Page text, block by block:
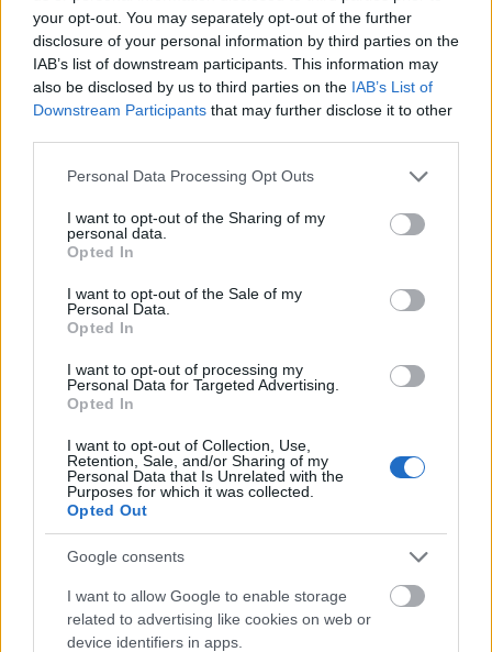
your opt-out. You may separately opt-out of the further
disclosure of your personal information by third parties on the
IAB’s list of downstream participants. This information may
also be disclosed by us to third parties on the IAB’s List of
Downstream Participants that may further disclose it to other
Please note that this website/app uses one or more Google
not limited to your visit or usage behaviour. You may click to
grant or deny consent to Google and its third-party tags to
use your data for below specified purposes in below Google
consent section.
Personal Data Processing Opt Outs
I want to opt-out of the Sharing of my
personal data.
Opted In
I want to opt-out of the Sale of my
Personal Data.
Opted In
I want to opt-out of processing my
Personal Data for Targeted Advertising.
Opted In
I want to opt-out of Collection, Use,
Retention, Sale, and/or Sharing of my
Personal Data that Is Unrelated with the
Purposes for which it was collected.
Opted Out
Google consents
I want to allow Google to enable storage
related to advertising like cookies on web or
device identifiers in apps.
önelfogadás Branden szerint nem csak abból áll,
hogy szembenézel a “sötét oldaladdal”, de azt is
jelenti, hogy elfogadod a “világos” oldaladat. Az
önelfogadás része az a hajlandóságod is, hogy
megtagadás nélkül elfogadod a gondolataidat
és az érzéseidet egyaránt. Az elfogadás nem
azonos azzal, hogy tetszik is minden esetben,
azonban ennek ellenére sem nyomod el
magadban. Ez ugyanis blokkokat hoz létre, az
fejlődésben.
A felelősségvállalás gyakorlata
azt jelenti, hogy
felelősséget vállalsz a cselekedeteidért és a
élethelyzetért is, amiben jelenleg benne vagy.
Felelősséget vállalsz azért is, ha utálod a
munkádat és azért is, amit szeretsz.
áldozati mentalitásból és szerepből.
áldozatként tekintesz magadra, akkor passzív
vagy és arra vársz, hogy szó szerint vagy átvitt
értelemben valaki (például a családod, a